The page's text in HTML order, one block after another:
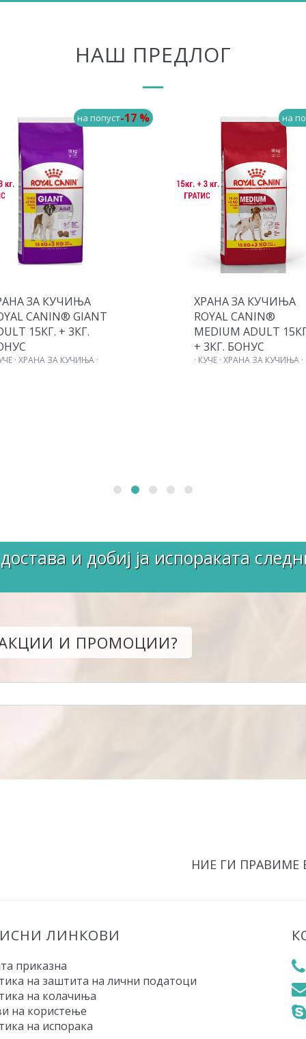
НАШ ПРЕДЛОГ
на попуст-17 %
ЗА КУЧИЊА
CANIN® GIANT
15КГ. + 3КГ.
· ХРАНА ЗА КУЧИЊА ·
на
ХРАНА ЗА КУЧИЊА
ROYAL CANIN®
MEDIUM ADULT
+ 3КГ. БОНУС
· КУЧЕ · ХРАНА ЗА КУЧИЊА ·
и добиј ја испораката
И ПРОМОЦИИ?
НИЕ ГИ
ЛИНКОВИ
приказна
на заштита на лични податоци
на колачиња
на користење
на испорака